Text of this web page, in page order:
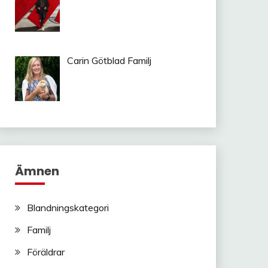
Carin Götblad Familj
Ämnen
Blandningskategori
Familj
Föräldrar